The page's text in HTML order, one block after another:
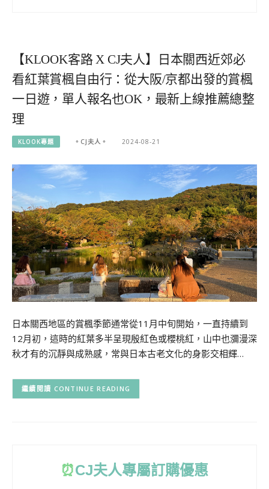
【KLOOK客路 X CJ夫人】日本關西近郊必
看紅葉賞楓自由行：從大阪/京都出發的賞楓
一日遊，單人報名也OK，最新上線推薦總整
理
KLOOK專題 。CJ夫人。 2024-08-21
日本關西地區的賞楓季節通常從11月中旬開始，一直持續到
12月初，這時的紅葉多半呈現殷紅色或櫻桃紅，山中也瀰漫深
秋才有的沉靜與成熟感，常與日本古老文化的身影交相輝…
CONTINUE READING
⏰CJ夫人專屬訂購優惠